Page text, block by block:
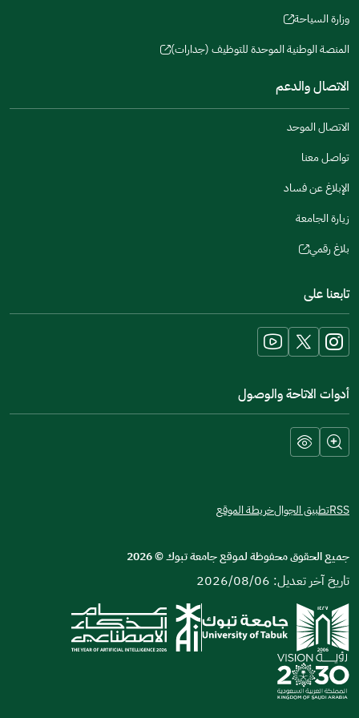
window)
new
window)
new
وزارة السياحة
(opens
new
window)
المنصة الوطنية الموحدة للتوظيف (جدارات)
(opens
window)
الاتصال والدعم
الاتصال الموحد
تواصل معنا
الإبلاغ عن فساد
زيارة الجامعة
بلاغ رقمي
(opens
new
window)
تابعنا على
أدوات الاتاحة والوصول
RSSتطبيق الجوالخريطة الموقع
جميع الحقوق محفوظة لموقع جامعة تبوك©
2026
تاريخ آخر تعديل: 2026/08/06